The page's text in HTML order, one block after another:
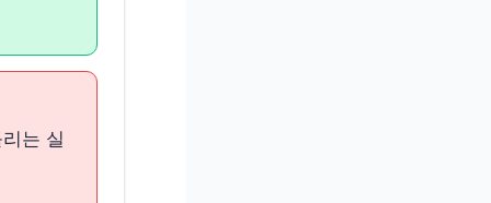
는 실